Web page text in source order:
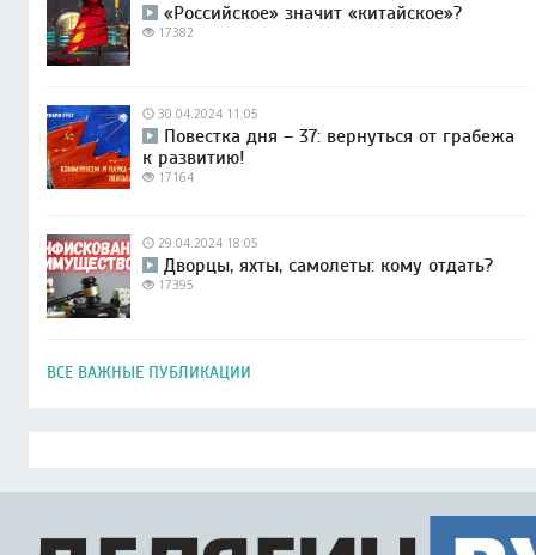
«Российское» значит «китайское»?
17382
30.04.2024 11:05
Повестка дня – 37: вернуться от грабежа
к развитию!
17164
29.04.2024 18:05
Дворцы, яхты, самолеты: кому отдать?
17395
ВСЕ ВАЖНЫЕ ПУБЛИКАЦИИ